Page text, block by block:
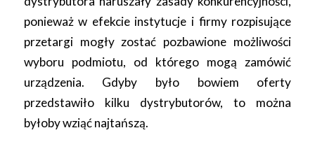
ponieważ w efekcie instytucje i firmy rozpisujące
przetargi mogły zostać pozbawione możliwości
wyboru podmiotu, od którego mogą zamówić
urządzenia. Gdyby było bowiem oferty
przedstawiło kilku dystrybutorów, to można
byłoby wziąć najtańszą.